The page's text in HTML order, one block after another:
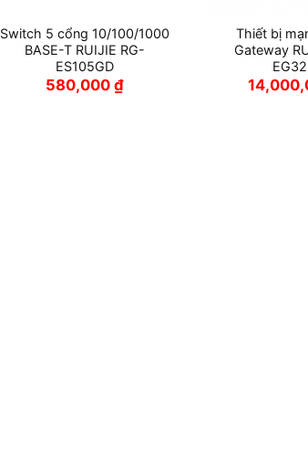
Switch 5 cổng 10/100/1000
BASE-T RUIJIE RG-
ES105GD
580,000₫
Thiết bị
Gateway